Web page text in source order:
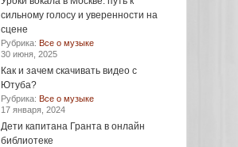
сильному голосу и уверенности на
сцене
Рубрика: Все о музыке
30 июня, 2025
Как и зачем скачивать видео с
Ютуба?
Рубрика: Все о музыке
17 января, 2024
Дети капитана Гранта в онлайн
библиотеке